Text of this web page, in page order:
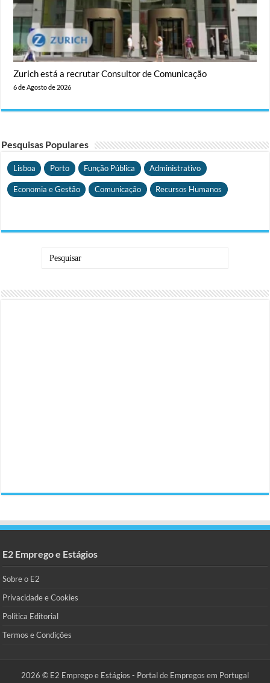
Zurich está a recrutar Consultor de Comunicação
6 de Agosto de 2026
Pesquisas Populares
Lisboa Porto Função Pública Administrativo
Economia e Gestão Comunicação Recursos Humanos
E2 Emprego e Estágios
Sobre o E2
Privacidade e Cookies
Política Editorial
Termos e Condições
2026 © E2 Emprego e Estágios - Portal de Empregos em Portugal